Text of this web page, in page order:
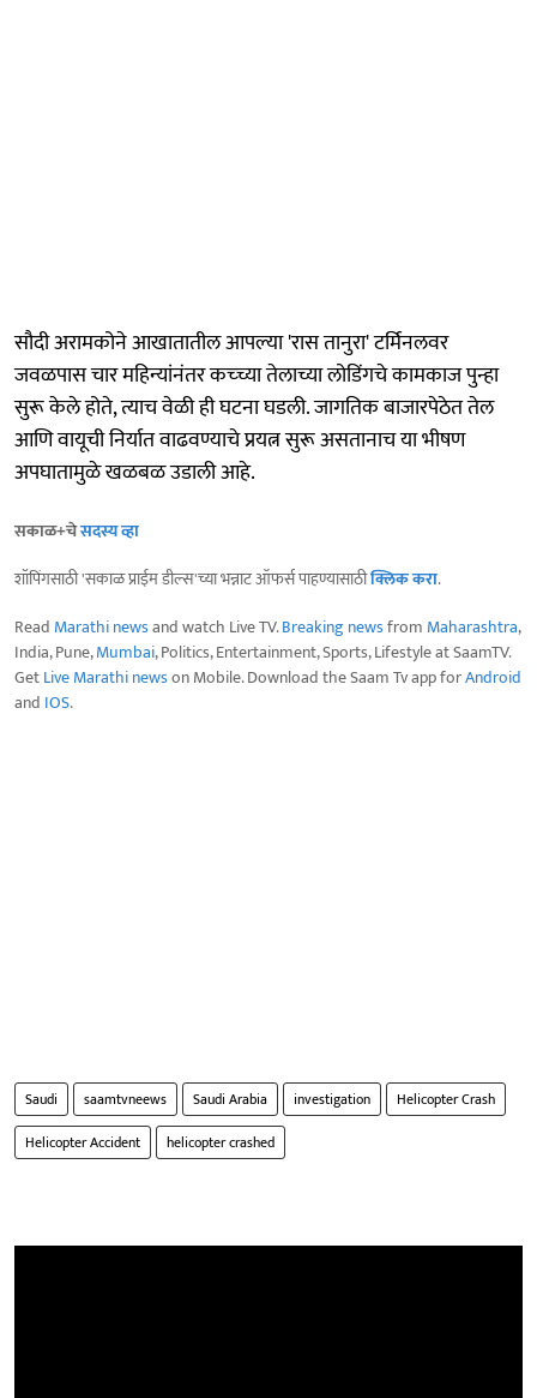
सौदी अरामकोने आखातातील आपल्या 'रास तानुरा' टर्मिनलवर
जवळपास चार महिन्यांनंतर कच्च्या तेलाच्या लोडिंगचे कामकाज पुन्हा
सुरू केले होते, त्याच वेळी ही घटना घडली. जागतिक बाजारपेठेत तेल
आणि वायूची निर्यात वाढवण्याचे प्रयत्न सुरू असतानाच या भीषण
अपघातामुळे खळबळ उडाली आहे.
सकाळ+चेसदस्य व्हा
शॉपिंगसाठी 'सकाळ प्राईम डील्स'च्या भन्नाट ऑफर्स पाहण्यासाठीक्लिक करा.
Read Marathi newsand watch Live TV.Breaking newsfrom Maharashtra,
India, Pune,Mumbai, Politics, Entertainment, Sports, Lifestyle at SaamTV.
GetLive Marathi newson Mobile. Download the Saam Tv app forAndroid
and IOS.
Saudi saamtvneews Saudi Arabia investigation
Helicopter Crash
Helicopter Accident
helicopter crashed